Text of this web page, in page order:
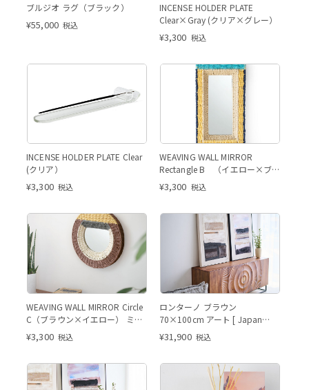
160X230 です。
ブルジオ ラグ（ブラック）
¥55,000 税込
INCENSE HOLDER PLATE
Clear×Gray (クリア×グレー）
¥3,300 税込
INCENSE HOLDER PLATE Clear
(クリア）
¥3,300 税込
WEAVING WALL MIRROR
Rectangle B （イエロー×ブル
ー） ミラー
¥3,300 税込
ブラウン×イエロー
WEAVING WALL MIRROR Circle
C（ブラウン×イエロー） ミラ
ー
¥3,300 税込
ロンターノ ブラウン
70×100cm アート [ Japan
Limited ]
¥31,900 税込